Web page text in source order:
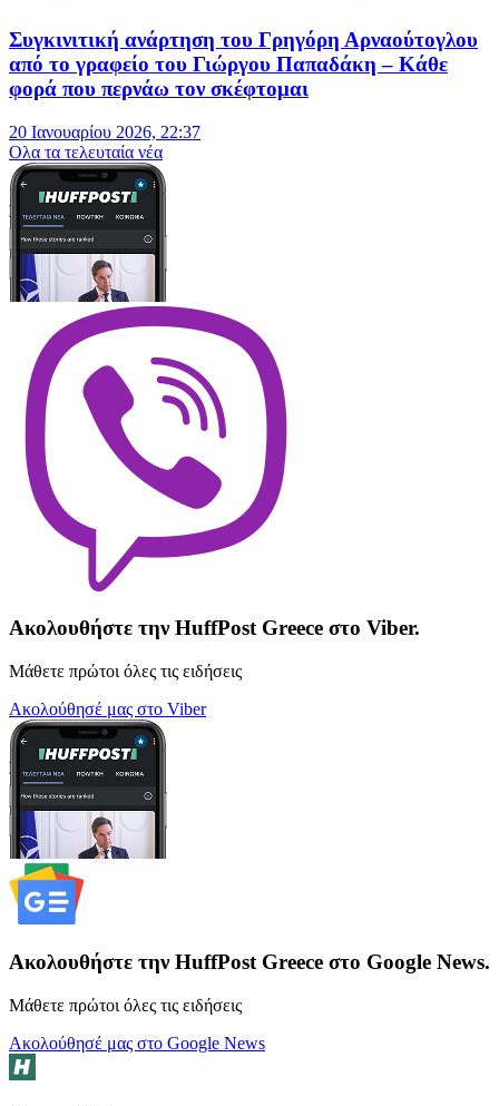
Συγκινιτική ανάρτηση του Γρηγόρη Αρναούτογλου
από το γραφείο του Γιώργου Παπαδάκη – Κάθε
φορά που περνάω τον σκέφτομαι
20 Ιανουαρίου 2026, 22:37
Oλα τα τελευταία νέα
Ακολουθήστε την HuffPost Greece στο Viber.
Μάθετε πρώτοι όλες τις ειδήσεις
Ακολούθησέ μας στο Viber
Ακολουθήστε την HuffPost Greece στο Google News.
Μάθετε πρώτοι όλες τις ειδήσεις
Ακολούθησέ μας στο Google News